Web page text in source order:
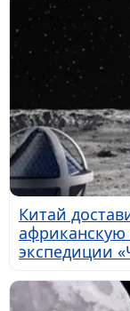
Китай
африканскую
экспедиции